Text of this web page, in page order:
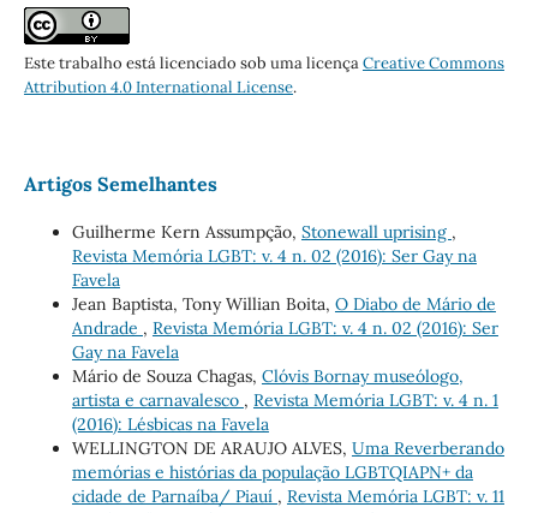
Este trabalho está licenciado sob uma licençaCreative Commons
Attribution 4.0 International License.
Artigos Semelhantes
Guilherme Kern Assumpção, Stonewall uprising ,
Revista Memória LGBT: v. 4 n. 02 (2016): Ser Gay na
Favela
Jean Baptista, Tony Willian Boita, O Diabo de Mário de
Andrade , Revista Memória LGBT: v. 4 n. 02 (2016): Ser
Gay na Favela
Mário de Souza Chagas, Clóvis Bornay museólogo,
artista e carnavalesco , Revista Memória LGBT: v. 4 n. 1
(2016): Lésbicas na Favela
WELLINGTON DE ARAUJO ALVES, Uma Reverberando
memórias e histórias da população LGBTQIAPN+ da
cidade de Parnaíba/ Piauí , Revista Memória LGBT: v. 11